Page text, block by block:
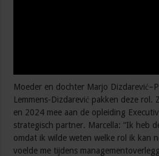
Moeder en dochter Marjo
Lemmens-Dizdarević pakken deze rol.
en 2024 mee aan de opleiding
strategisch partner. Marcella: “Ik heb
omdat ik wilde weten welke rol ik kan
voelde me tijdens